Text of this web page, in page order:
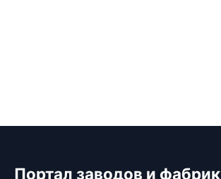
Портал заводов и фабрик